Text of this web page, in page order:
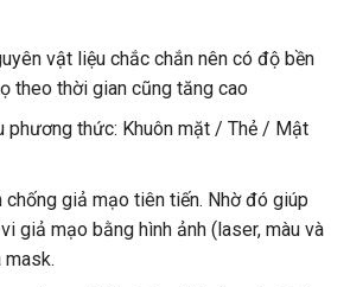
vật liệu chắc chắn nên có độ bền
theo thời gian cũng tăng cao
phương thức: Khuôn mặt / Thẻ / Mật
chống giả mạo tiên tiến. Nhờ đó giúp
giả mạo bằng hình ảnh (laser, màu và
mask.